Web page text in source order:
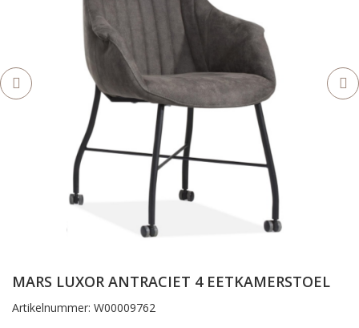
MARS LUXOR ANTRACIET 4 EETKAMERSTOEL
Artikelnummer: W00009762